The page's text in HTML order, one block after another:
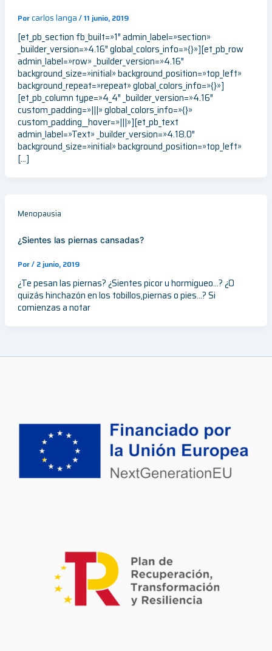
Porcarlos langa /11 junio, 2019
[et_pb_section fb_built=»1″ admin_label=»section»
_builder_version=»4.16″ global_colors_info=»{}»][et_pb_row
admin_label=»row» _builder_version=»4.16″
background_size=»initial» background_position=»top_left»
background_repeat=»repeat» global_colors_info=»{}»]
[et_pb_column type=»4_4″ _builder_version=»4.16″
custom_padding=»|||» global_colors_info=»{}»
custom_padding__hover=»|||»][et_pb_text
admin_label=»Text» _builder_version=»4.18.0″
background_size=»initial» background_position=»top_left»
[…]
Menopausia
¿Sientes las piernas cansadas?
Por/ 2 junio, 2019
¿Te pesan las piernas? ¿Sientes picor u hormigueo…? ¿O
quizás hinchazón en los tobillos,piernas o pies…? Si
comienzas a notar